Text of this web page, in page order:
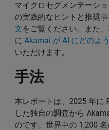
マイクロセグメンテーシ
の実践的なヒントと推奨事
文をご覧ください。また
に Akamai が AI にどのよ
いただけます。
手法
本レポートは、2025 年に
した独自の調査から
のです。世界中の 1,200